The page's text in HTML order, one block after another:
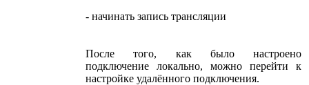
- начинать запись трансляции
После того, как было настроено
подключение локально, можно перейти к
настройке удалённого подключения.